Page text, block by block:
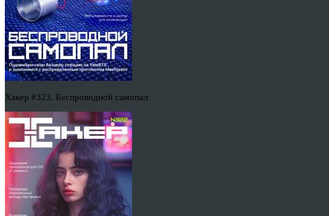
Хакер #323. Беспроводной самопал